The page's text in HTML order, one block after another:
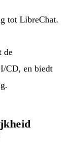
tot LibreChat.
de
CD, en biedt